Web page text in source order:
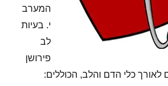
המערב
י. בעיות
לב
פירושן
לאורך כלי הדם והלב, הכוללים: